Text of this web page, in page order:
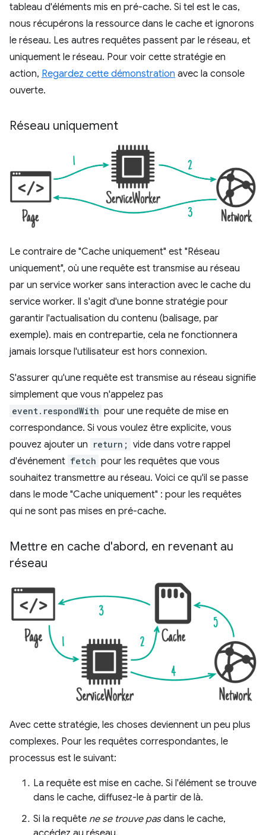
tableau d'éléments mis en pré-cache. Si tel est le cas,
nous récupérons la ressource dans le cache et ignorons
le réseau. Les autres requêtes passent par le réseau, et
uniquement le réseau. Pour voir cette stratégie en
action, Regardez cette démonstration avec la console
ouverte.
Réseau uniquement
Le contraire de "Cache uniquement" est "Réseau
uniquement", où une requête est transmise au réseau
par un service worker sans interaction avec le cache du
service worker. Il s'agit d'une bonne stratégie pour
garantir l'actualisation du contenu (balisage, par
exemple). mais en contrepartie, cela ne fonctionnera
jamais lorsque l'utilisateur est hors connexion.
S'assurer qu'une requête est transmise au réseau signifie
simplement que vous n'appelez pas
event.respondWith pour une requête de mise en
correspondance. Si vous voulez être explicite, vous
pouvez ajouter un return; vide dans votre rappel
d'événement fetch pour les requêtes que vous
souhaitez transmettre au réseau. Voici ce qu'il se passe
dans le mode "Cache uniquement" : pour les requêtes
qui ne sont pas mises en pré-cache.
Mettre en cache d'abord, en revenant au
réseau
Avec cette stratégie, les choses deviennent un peu plus
complexes. Pour les requêtes correspondantes, le
processus est le suivant:
La requête est mise en cache. Si l'élément se trouve
dans le cache, diffusez-le à partir de là.
Si la requête ne se trouve pasdans le cache,